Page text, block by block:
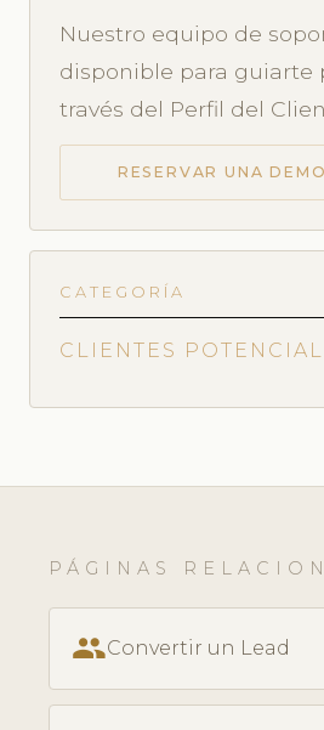
Nuestro equipo de
disponible para guiarte
través del Perfil del
RESERVAR UNA
CATEGORÍA
CLIENTES
PÁGINAS
peopleConvertir un Lead